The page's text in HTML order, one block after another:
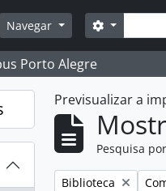
Navegar Opções de
Porto Alegre
Previsualizar a
Pesquisa
Remover filtro:
Biblioteca